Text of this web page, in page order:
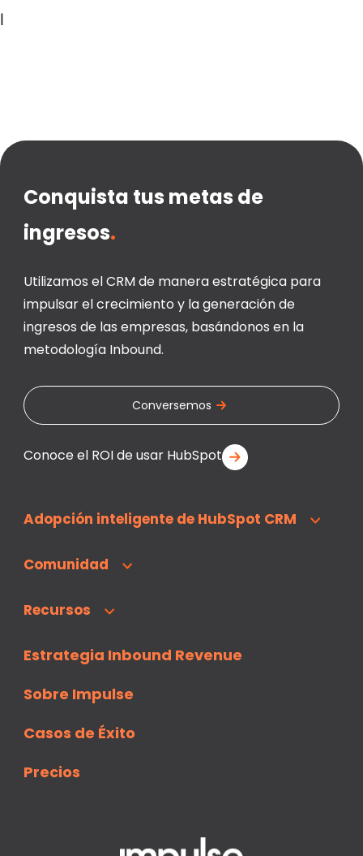
|
Conquista tus metas de
ingresos.
Utilizamos el CRM de manera estratégica para
impulsar el crecimiento y la generación de
ingresos de las empresas, basándonos en la
metodología Inbound.
Conversemos
Conoce el ROI de usar HubSpot
Adopción inteligente de HubSpot CRM
Comunidad
Recursos
Estrategia Inbound Revenue
Sobre Impulse
Casos de Éxito
Precios